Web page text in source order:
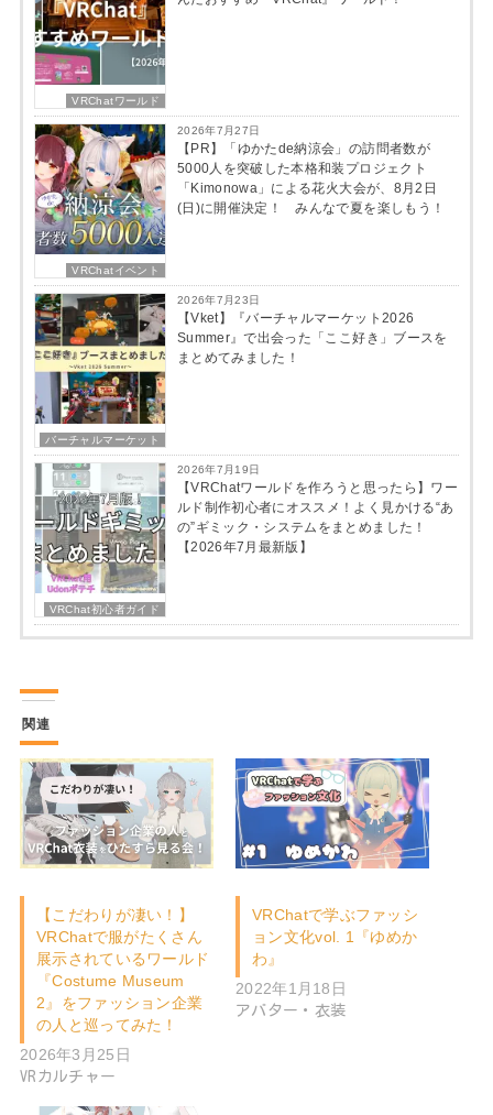
VRChatワールド
VRChatイベント
2026年7月27日
【PR】「ゆかたde納涼会」の訪問者数が
5000人を突破した本格和装プロジェクト
「Kimonowa」による花火大会が、8月2日
(日)に開催決定！ みんなで夏を楽しもう！
バーチャルマーケット
2026年7月23日
【Vket】『バーチャルマーケット2026
Summer』で出会った「ここ好き」ブースを
まとめてみました！
VRChat初心者ガイド
2026年7月19日
【VRChatワールドを作ろうと思ったら】ワー
ルド制作初心者にオススメ！よく見かける“あ
の”ギミック・システムをまとめました！
【2026年7月最新版】
関連
【こだわりが凄い！】
VRChatで服がたくさん
展示されているワールド
『Costume Museum
2』をファッション企業
の人と巡ってみた！
2026年3月25日
VRカルチャー
VRChatで学ぶファッシ
ョン文化vol. 1『ゆめか
わ』
2022年1月18日
アバター・衣装